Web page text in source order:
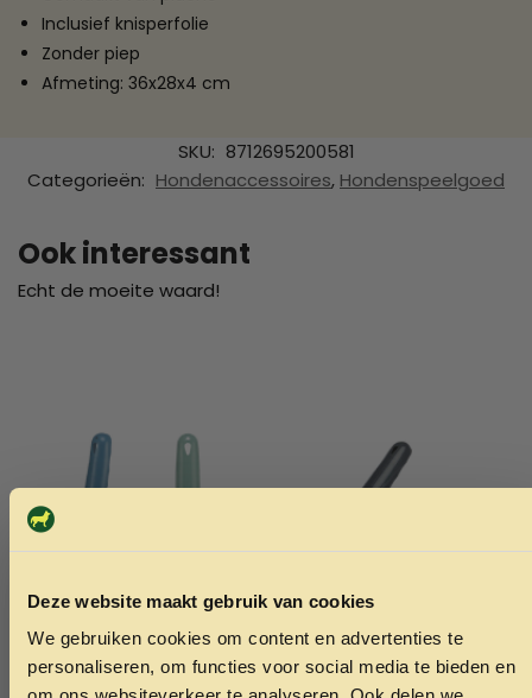
Deze website maakt gebruik van cookies
We gebruiken cookies om content en advertenties te
personaliseren, om functies voor social media te bieden en
Inclusief knisperfolie
Zonder piep
Afmeting: 36x28x4 cm
SKU: 8712695200581
Categorieën: Hondenaccessoires, Hondenspeelgoed
Ook interessant
Echt de moeite waard!
ONTVANG 5% KORTING OP